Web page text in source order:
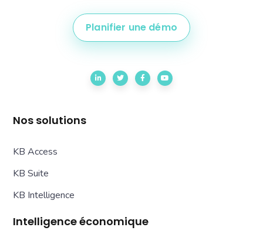
Planifier une démo
Nos solutions
KB Access
KB Suite
KB Intelligence
Intelligence économique